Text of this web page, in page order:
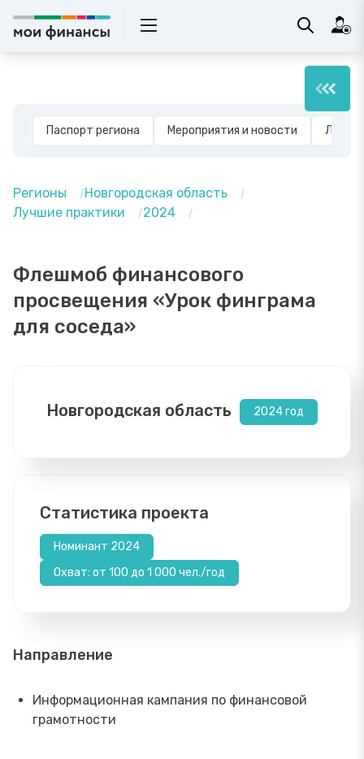
Паспорт региона Мероприятия и новости
Регионы
Новгородская область
Лучшие практики
2024
Флешмоб финансового
просвещения «Урок финграма
для соседа»
Новгородская область 2024 год
Статистика проекта
Номинант 2024
Охват: от 100 до 1 000 чел./год
Направление
Информационная кампания по финансовой
грамотности